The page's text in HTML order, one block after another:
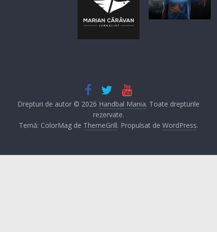
Drepturi de autor © 2026 Handbal Mania. Toate drepturile
rezervate.
Temă: ColorMag de ThemeGrill. Propulsat de WordPress.